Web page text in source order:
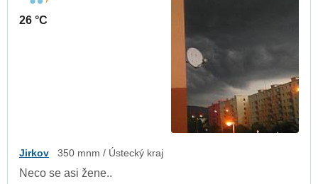
26 °C
Jirkov 350 mnm / Ústecký kraj
Neco se asi žene..